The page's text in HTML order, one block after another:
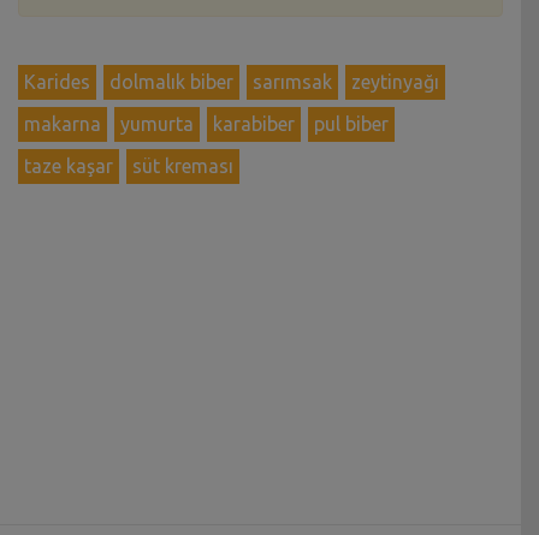
Karides dolmalık biber sarımsak
zeytinyağı
makarna
yumurta karabiber
pul biber
taze kaşar
süt kreması